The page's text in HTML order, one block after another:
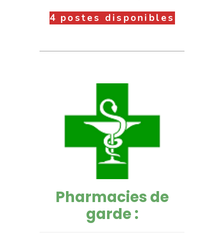
4 postes disponibles
Pharmacies de
garde :